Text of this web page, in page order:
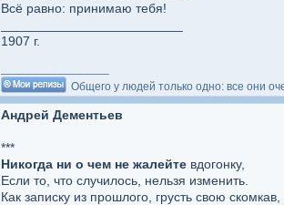
Всё равно: принимаю тебя!
1907 г.
Общего у людей только одно: все они
Андрей Дементьев
***
Никогда ни о чем не жалейте вдогонку,
Если то, что случилось, нельзя изменить.
Как записку из прошлого, грусть свою скомкав,